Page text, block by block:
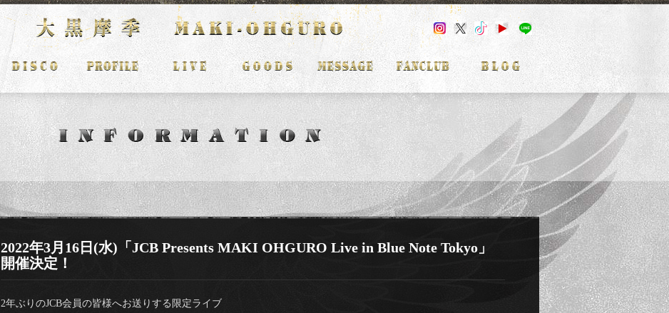
2022年3月16日(水)「JCB Presents MAKI OHGURO Live in Blue Note Tokyo」
開催決定！
2年ぶりのJCB会員の皆様へお送りする限定ライブ